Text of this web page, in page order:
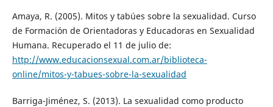
Amaya, R. (2005). Mitos y tabúes sobre la sexualidad. Curso
de Formación de Orientadoras y Educadoras en Sexualidad
Humana. Recuperado el 11 de julio de:
http://www.educacionsexual.com.ar/biblioteca-
online/mitos-y-tabues-sobre-la-sexualidad
Barriga-Jiménez, S. (2013). La sexualidad como producto